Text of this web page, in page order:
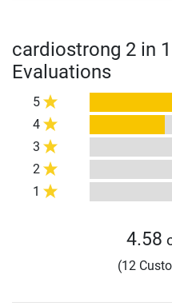
cardiostrong 2 in
Evaluations
5
4
3
2
1
4.58
(12